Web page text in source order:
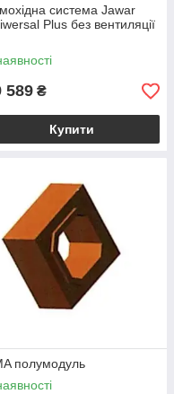
система Jawar
Plus без вентиляції
589 ₴
Купити
полумодуль